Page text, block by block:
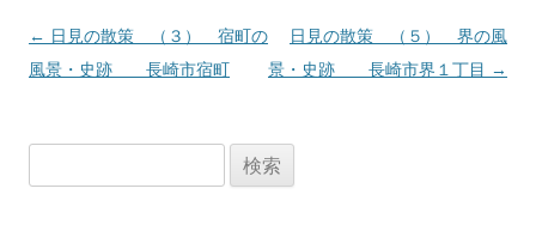
投
稿
← 日見の散策 （３） 宿町の
風景・史跡 長崎市宿町
日見の散策 （５） 界の風
景・史跡 長崎市界１丁目 →
索: